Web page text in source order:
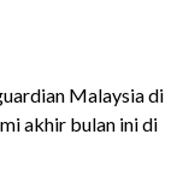
Malaysia di
akhir bulan ini di